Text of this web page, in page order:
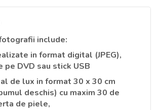
include:
in format digital (JPEG),
pe DVD sau stick USB
de lux in format 30 x 30 cm
deschis) cu maxim 30 de
de piele,